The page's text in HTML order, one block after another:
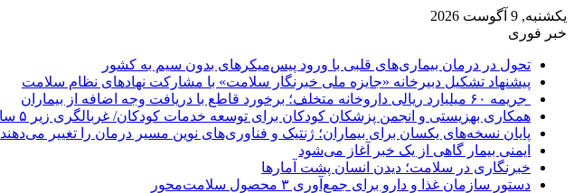
یکشنبه, 9 آگوست 2026
خبر فوری
تحول در درمان بیماری‌های قلبی با ورود پیس‌میکرهای بدون سیم به کشور
پیشنهاد تشکیل دبیرخانه «جایزه ملی خبرنگار سلامت» با مشارکت نهادهای نظام سلامت
جریمه ۶۰ میلیارد ریالی داروخانه متخلف؛ برخورد قاطع با دریافت وجه اضافه از بیماران
همکاری بهزیستی و انجمن پزشکان کودکان برای توسعه خدمات کودکان/ غربالگری زیر ۵ سال را جدی بگیریم
پایان نسخه‌های یکسان برای بیماران؛ ژنتیک و فناوری‌های نوین مسیر درمان را تغییر می‌دهند
ایمنی بیمار گاهی از یک خبر آغاز می‌شود
خبرنگاری در سلامت؛ دیدن انسان پشت آمارها
دستور سازمان غذا و دارو برای جمع‌آوری ۳ محصول سلامت‌محور